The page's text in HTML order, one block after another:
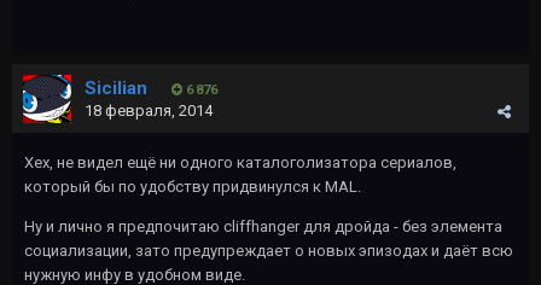
Sicilian 6 876
18 февраля, 2014
Хех, не видел ещё ни одного каталоголизатора сериалов,
который бы по удобству придвинулся к MAL.
Ну и лично я предпочитаю cliffhanger для дройда - без элемента
социализации, зато предупреждает о новых эпизодах и даёт всю
нужную инфу в удобном виде.